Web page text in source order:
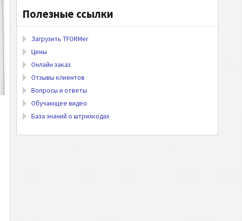
Полезные ссылки
Загрузить TFORMer
Цены
Онлайн заказ
Отзывы клиентов
Вопросы и ответы
Обучающее видео
База знаний о штрихкодах